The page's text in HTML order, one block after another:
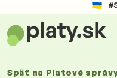
Späť na Platové